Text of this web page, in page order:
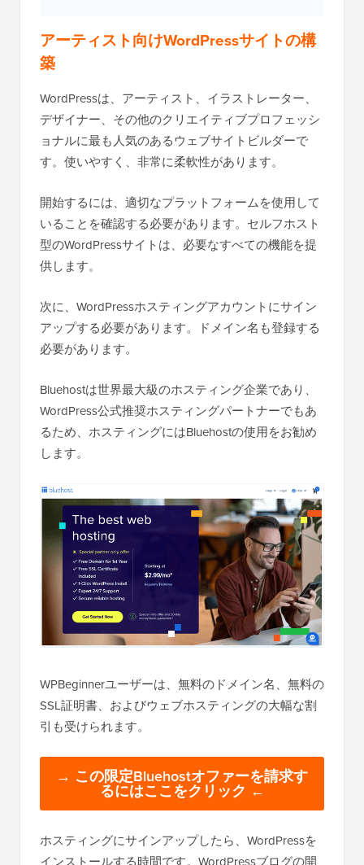
アーティスト向けWordPressサイトの構
築
WordPressは、アーティスト、イラストレーター、
デザイナー、その他のクリエイティブプロフェッシ
ョナルに最も人気のあるウェブサイトビルダーで
す。使いやすく、非常に柔軟性があります。
開始するには、適切なプラットフォームを使用して
いることを確認する必要があります。セルフホスト
型のWordPressサイトは、必要なすべての機能を提
供します。
次に、WordPressホスティングアカウントにサイン
アップする必要があります。ドメイン名も登録する
必要があります。
Bluehostは世界最大級のホスティング企業であり、
WordPress公式推奨ホスティングパートナーでもあ
るため、ホスティングにはBluehostの使用をお勧め
します。
WPBeginnerユーザーは、無料のドメイン名、無料の
SSL証明書、およびウェブホスティングの大幅な割
引も受けられます。
→ この限定Bluehostオファーを請求す
るにはここをクリック ←
ホスティングにサインアップしたら、WordPressを
インストールする時間です。WordPressブログの開